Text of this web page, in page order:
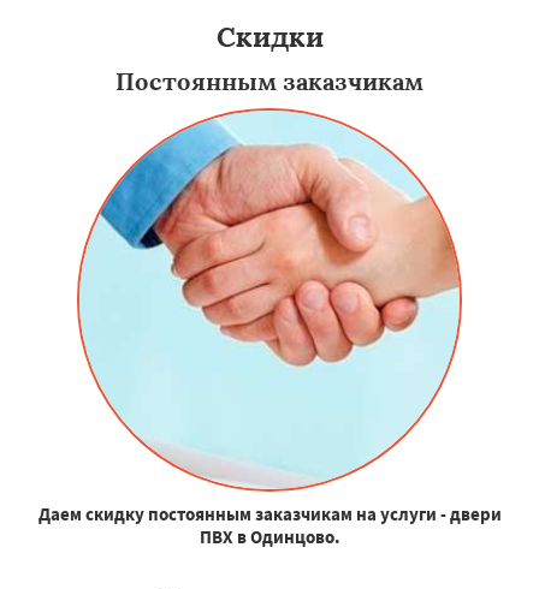
Скидки
Постоянным заказчикам
Даем скидку постоянным заказчикам на услуги - двери
ПВХ в Одинцово.